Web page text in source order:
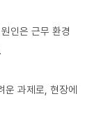
인은 근무 환경
운 과제로, 현장에